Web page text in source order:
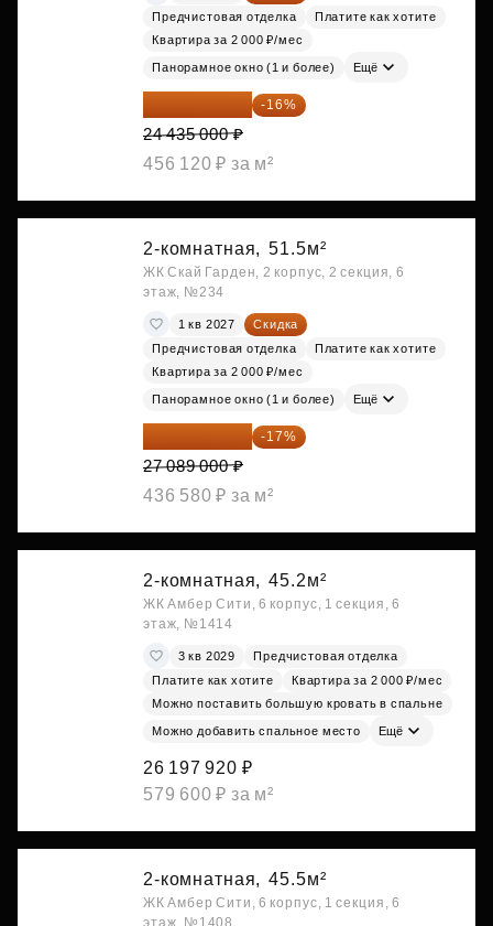
Предчистовая отделка
Платите как хотите
Квартира за 2 000 ₽/мес
Панорамное окно (1 и более) Ещё
20 525 400 ₽ -16%
24 435 000 ₽
456 120 ₽ за м²
2-комнатная, 51.5м²
ЖК Скай Гарден, 2 корпус, 2 секция, 6
этаж, №234
1 кв 2027
Скидка
Предчистовая отделка
Платите как хотите
Квартира за 2 000 ₽/мес
Панорамное окно (1 и более) Ещё
22 483 870 ₽ -17%
27 089 000 ₽
436 580 ₽ за м²
2-комнатная, 45.2м²
ЖК Амбер Сити, 6 корпус, 1 секция, 6
этаж, №1414
3 кв 2029
Предчистовая отделка
Платите как хотите
Квартира за 2 000 ₽/мес
Можно поставить большую кровать в спальне
Можно добавить спальное место Ещё
26 197 920 ₽
579 600 ₽ за м²
2-комнатная, 45.5м²
ЖК Амбер Сити, 6 корпус, 1 секция, 6
этаж, №1408